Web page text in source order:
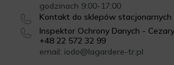
godzinach 9:00-17:00
Kontakt do sklepów stacjonarnych
Inspektor Ochrony Danych -
+48 22 572 32 99
email: iodo@lagardere-tr.pl